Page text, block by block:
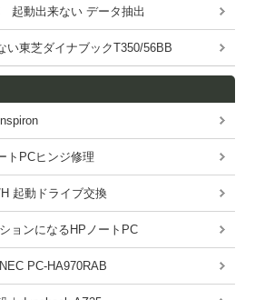
起動出来ない データ抽出
い東芝ダイナブックT350/56BB
トPCヒンジ修理
起動ドライブ交換
ョンになるHPノートPC
PC-HA970RAB